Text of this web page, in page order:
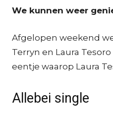
We kunnen weer
Afgelopen weekend
Terryn en Laura
eentje waarop Laura
Allebei single